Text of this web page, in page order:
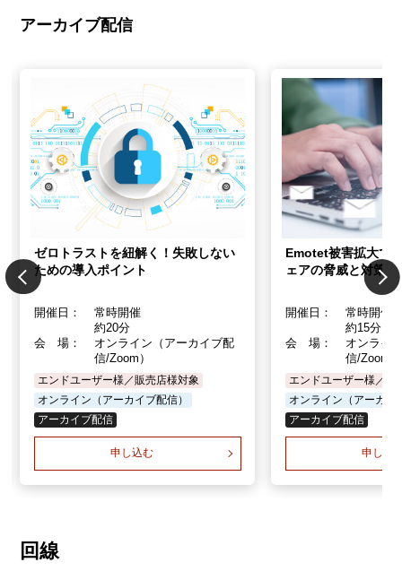
アーカイブ配信
ゼロトラストを紐解く！失敗しない
ための導入ポイント
開催日：
常時開催
約20分
会 場：
オンライン（アーカイブ配
信/Zoom）
エンドユーザー様／販売店様対象
オンライン（アーカイブ配信）
アーカイブ配信
申し込む
Emotet被害拡大で
ェアの脅威と対策
開催日：
常時開催
約15分
会 場：
オンライ
信/Zoom）
エンドユーザー様／販
オンライン（アーカイ
アーカイブ配信
申し込
回線